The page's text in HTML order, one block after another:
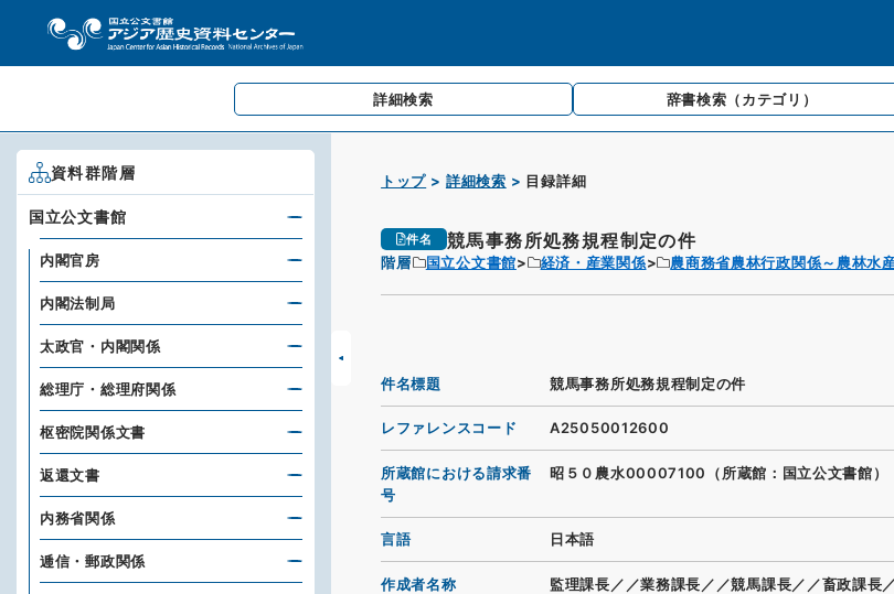
詳細検索 辞書検索 （カテゴリ）
トップ 詳細検索 目録詳細
件名 競馬事務所処務規程制定の件
階層 国立公文書館 経済・産業関係 農商務省農林行政関係～農林水
件名標題 競馬事務所処務規程制定の件
レファレンスコード A25050012600
所蔵館における請求番
号
昭５０農水00007100（所蔵館：国立公文書館）
言語 日本語
作成者名称
監理課長／／業務課長／／競馬課長／／畜政課長
資料群階層
国立公文書館
内閣官房
内閣法制局
太政官・内閣関係
総理庁・総理府関係
枢密院関係文書
返還文書
内務省関係
逓信・郵政関係